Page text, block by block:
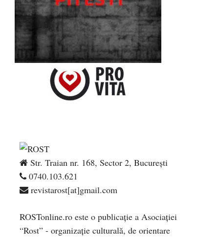
Str. Traian nr. 168, Sector 2, București
0740.103.621
revistarost[at]gmail.com
ROSTonline.ro este o publicaţie a Asociaţiei
“Rost” - organizaţie culturală, de orientare